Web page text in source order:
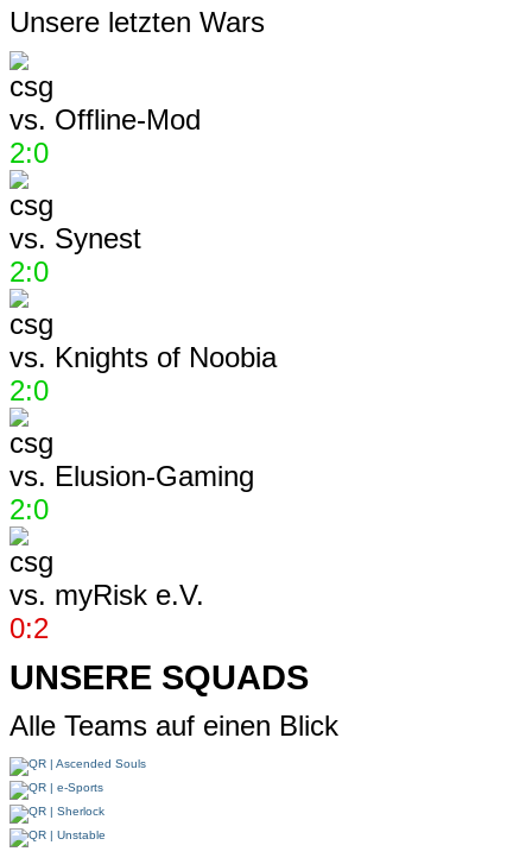
Unsere letzten Wars
vs. Offline-Mod
2:0
vs. Synest
2:0
vs. Knights of Noobia
2:0
vs. Elusion-Gaming
2:0
vs. myRisk e.V.
0:2
UNSERE SQUADS
Alle Teams auf einen Blick